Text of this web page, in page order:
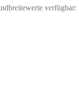
verfügbar: